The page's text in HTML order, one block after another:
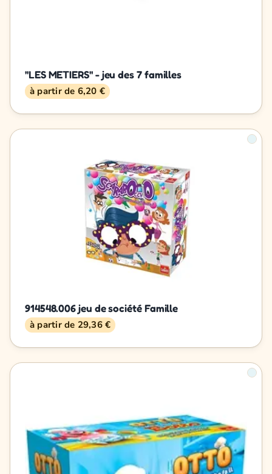
"LES METIERS" - jeu des 7 familles
à partir de 6,20 €
914548.006 jeu de société Famille
à partir de 29,36 €